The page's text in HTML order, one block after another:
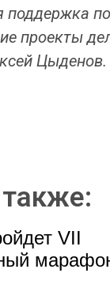
поддержка
проекты
Цыденов.
VII